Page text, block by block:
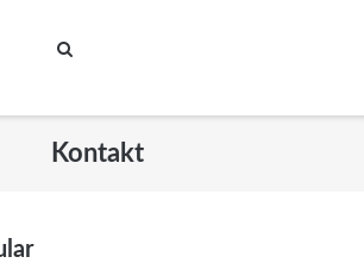
Kontakt